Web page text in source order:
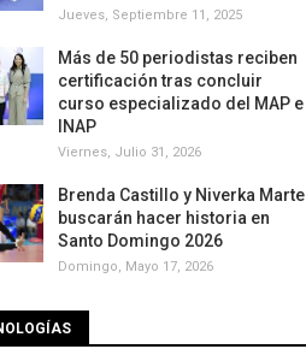
Jueves, Septiembre 11, 2025
Más de 50 periodistas reciben
certificación tras concluir
curso especializado del MAP e
INAP
Viernes, Julio 31, 2026
Brenda Castillo y Niverka Marte
buscarán hacer historia en
Santo Domingo 2026
Domingo, Mayo 17, 2026